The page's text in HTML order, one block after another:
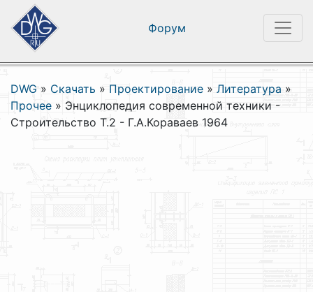
Форум
DWG » Скачать » Проектирование » Литература »
Прочее » Энциклопедия современной техники -
Строительство Т.2 - Г.А.Кораваев 1964